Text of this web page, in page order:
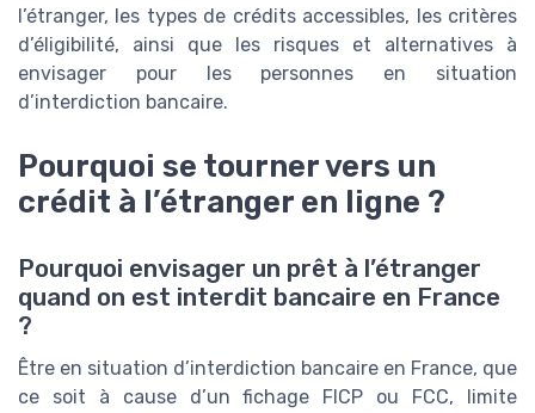
l’étranger, les types de crédits accessibles, les critères
d’éligibilité, ainsi que les risques et alternatives à
envisager pour les personnes en situation
d’interdiction bancaire.
Pourquoi se tourner vers un
crédit à l’étranger en ligne ?
Pourquoi envisager un prêt à l’étranger
quand on est interdit bancaire en France
?
Être en situation d’interdiction bancaire en France, que
ce soit à cause d’un fichage FICP ou FCC, limite